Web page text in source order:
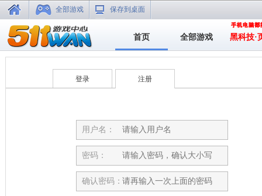
全部游戏 保存到桌面
首页 全部游戏 黑科技·
登录 注册
用户名：
密码：
确认密码：